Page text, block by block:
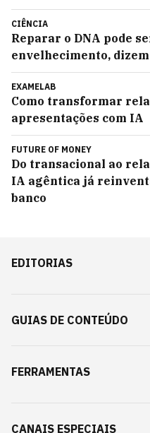
CIÊNCIA
Reparar o DNA pode
envelhecimento,
EXAMELAB
Como transformar
apresentações com IA
FUTURE OF MONEY
Do transacional ao
IA agêntica já
banco
EDITORIAS
GUIAS DE CONTEÚDO
FERRAMENTAS
CANAIS ESPECIAIS